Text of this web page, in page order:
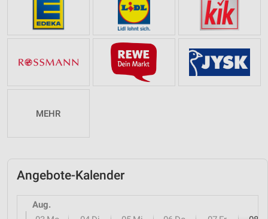
MEHR
Angebote-Kalender
Aug.